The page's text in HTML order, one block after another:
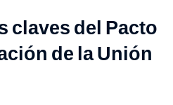
claves del Pacto
de la Unión